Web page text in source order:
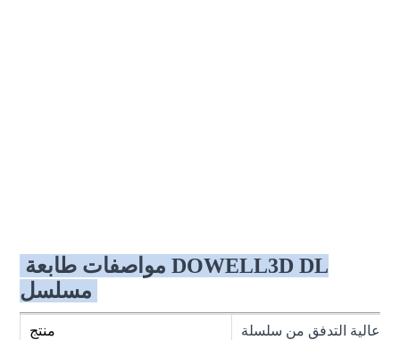
منتج